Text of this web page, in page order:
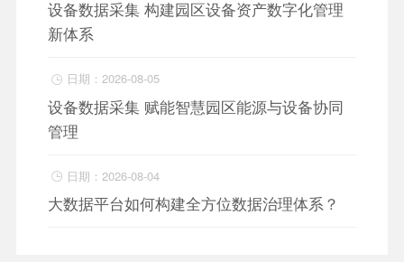
设备数据采集 构建园区设备资产数字化管理
新体系
 日期：2026-08-05
设备数据采集 赋能智慧园区能源与设备协同
管理
 日期：2026-08-04
大数据平台如何构建全方位数据治理体系？